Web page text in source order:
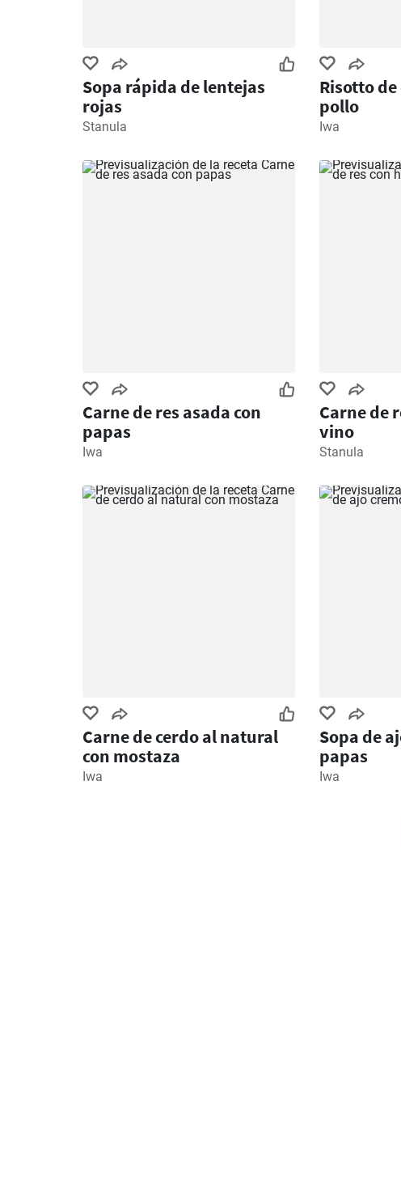
Sopa rápida de lentejas
rojas
Stanula
Risotto
pollo
Iwa
Carne de res asada con
papas
Iwa
Carne de
vino
Stanula
Carne de cerdo al natural
con mostaza
Iwa
Sopa de
papas
Iwa